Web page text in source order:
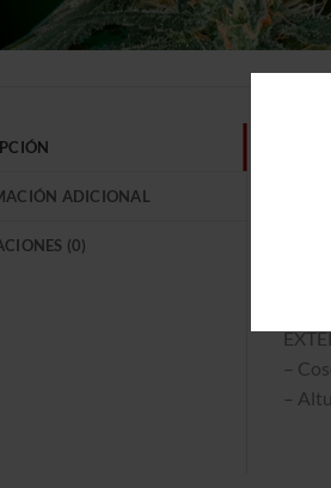
ADICIONAL
(0)
–
–
–